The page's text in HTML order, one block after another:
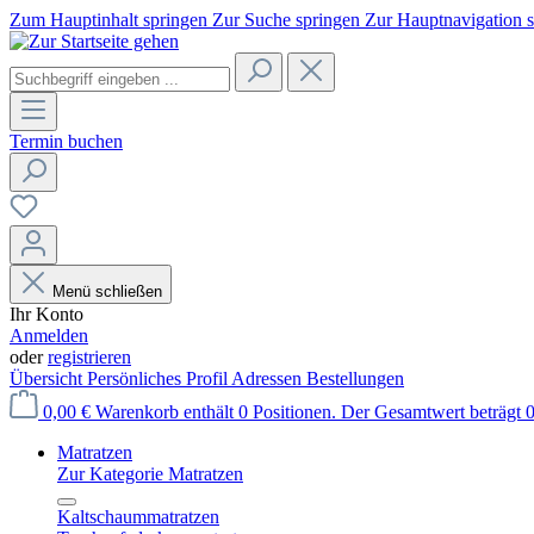
Zum Hauptinhalt springen Zur Suche springen Zur Hauptnavigation
Termin buchen
Menü schließen
Ihr Konto
Anmelden
oderregistrieren
Übersicht Persönliches Profil Adressen Bestellungen
0,00 € Warenkorb enthält 0 Positionen. Der Gesamtwert beträgt
Matratzen
Zur Kategorie Matratzen
Kaltschaummatratzen